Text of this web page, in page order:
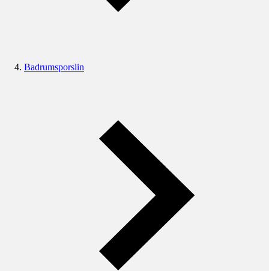
Badrumsporslin